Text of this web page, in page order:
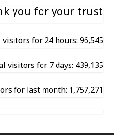
you for your trust
for 24 hours: 96,545
visitors for 7 days: 439,135
for last month: 1,757,271